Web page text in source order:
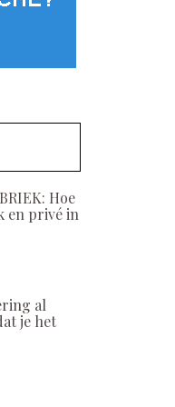
Hoe
en privé in
al
je het